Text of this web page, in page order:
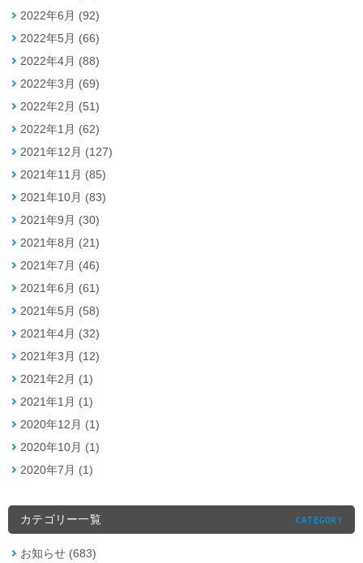
2022年6月 (92)
2022年5月 (66)
2022年4月 (88)
2022年3月 (69)
2022年2月 (51)
2022年1月 (62)
2021年12月 (127)
2021年11月 (85)
2021年10月 (83)
2021年9月 (30)
2021年8月 (21)
2021年7月 (46)
2021年6月 (61)
2021年5月 (58)
2021年4月 (32)
2021年3月 (12)
2021年2月 (1)
2021年1月 (1)
2020年12月 (1)
2020年10月 (1)
2020年7月 (1)
カテゴリー一覧 CATEGORY
お知らせ (683)